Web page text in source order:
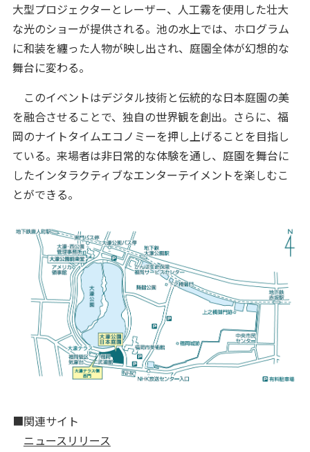
大型プロジェクターとレーザー、人工霧を使用した壮大
な光のショーが提供される。池の水上では、ホログラム
に和装を纏った人物が映し出され、庭園全体が幻想的な
舞台に変わる。
このイベントはデジタル技術と伝統的な日本庭園の美
を融合させることで、独自の世界観を創出。さらに、福
岡のナイトタイムエコノミーを押し上げることを目指し
ている。来場者は非日常的な体験を通し、庭園を舞台に
したインタラクティブなエンターテイメントを楽しむこ
とができる。
■関連サイト
ニュースリリース